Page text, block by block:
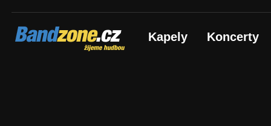
Bandzone.cz
žijeme hudbou Kapely Koncerty